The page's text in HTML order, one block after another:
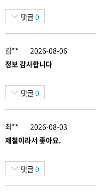
댓글 0
김**
2026-08-06
정보 감사합니다
댓글 0
최**
2026-08-03
제철이라서 좋아요.
댓글 0